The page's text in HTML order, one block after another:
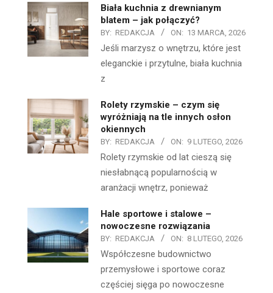
Biała kuchnia z drewnianym
blatem – jak połączyć?
BY: REDAKCJA ON: 13 MARCA, 2026
Jeśli marzysz o wnętrzu, które jest
eleganckie i przytulne, biała kuchnia
z
Rolety rzymskie – czym się
wyróżniają na tle innych osłon
okiennych
BY: REDAKCJA ON: 9 LUTEGO, 2026
Rolety rzymskie od lat cieszą się
niesłabnącą popularnością w
aranżacji wnętrz, ponieważ
Hale sportowe i stalowe –
nowoczesne rozwiązania
BY: REDAKCJA ON: 8 LUTEGO, 2026
Współczesne budownictwo
przemysłowe i sportowe coraz
częściej sięga po nowoczesne